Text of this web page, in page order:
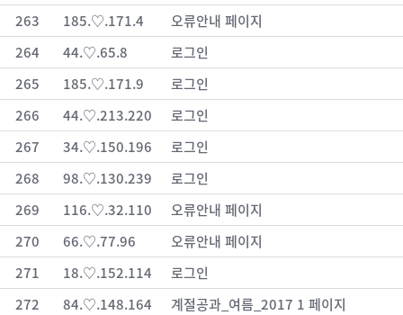
263
185.♡.171.4
오류안내 페이지
264
44.♡.65.8
로그인
265
185.♡.171.9
로그인
266
44.♡.213.220
로그인
267
34.♡.150.196
로그인
268
98.♡.130.239
로그인
269
116.♡.32.110
오류안내 페이지
270
66.♡.77.96
오류안내 페이지
271
18.♡.152.114
로그인
272
84.♡.148.164
계절공과_여름_2017 1 페이지